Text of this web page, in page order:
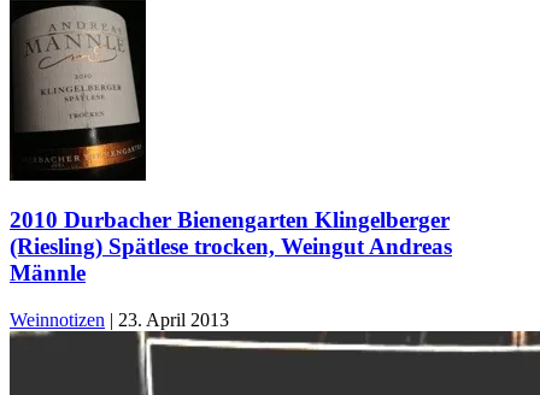
2010 Durbacher Bienengarten Klingelberger
(Riesling) Spätlese trocken, Weingut Andreas
Männle
Weinnotizen | 23. April 2013